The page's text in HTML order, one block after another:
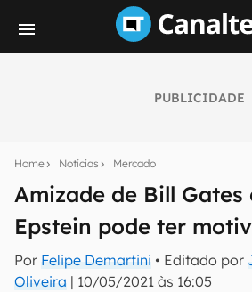
PUBLICIDADE
Home Notícias Mercado
Amizade de Bill
Epstein pode ter
Por Felipe Demartini • Editado por
Oliveira | 10/05/2021 às 16:05
notícias e reviews sobre
mão.
E-mail